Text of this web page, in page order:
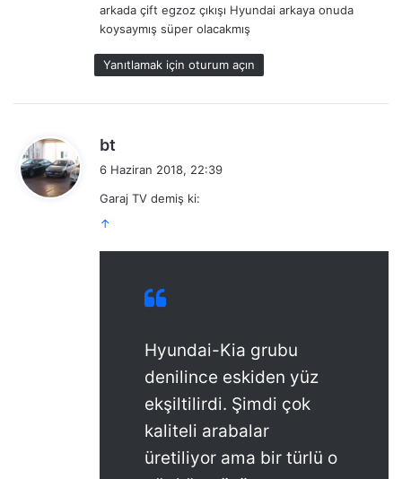
arkada çift egzoz çıkışı Hyundai arkaya onuda
koysaymış süper olacakmış
Yanıtlamak için oturum açın
bt
i
6 Haziran 2018, 22:39
Garaj TV demiş ki:
↑
Hyundai-Kia grubu
denilince eskiden yüz
ekşiltilirdi. Şimdi çok
kaliteli arabalar
üretiliyor ama bir türlü o